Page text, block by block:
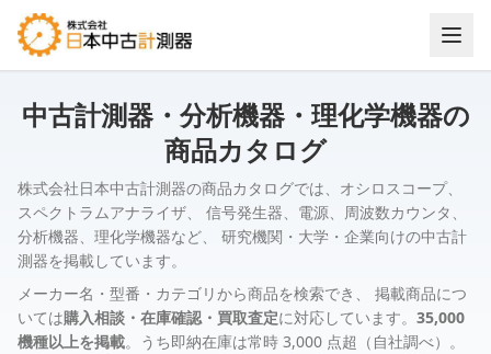
中古計測器・分析機器・理化学機器の
商品カタログ
株式会社日本中古計測器の商品カタログでは、オシロスコープ、
スペクトラムアナライザ、 信号発生器、電源、周波数カウンタ、
分析機器、理化学機器など、 研究機関・大学・企業向けの中古計
測器を掲載しています。
メーカー名・型番・カテゴリから商品を検索でき、 掲載商品につ
いては購入相談・在庫確認・買取査定に対応しています。 35,000
機種以上を掲載。うち即納在庫は常時 3,000 点超（自社調べ）。